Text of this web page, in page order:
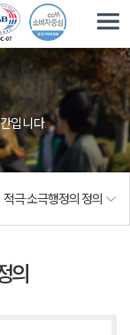
입니다.
적극·소극행정의 정의
의